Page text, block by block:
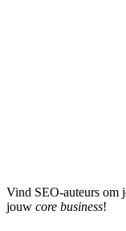
Vind SEO-auteurs om
jouw core business!